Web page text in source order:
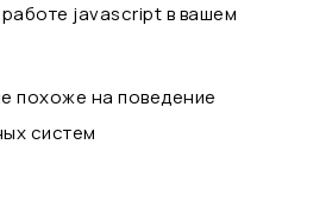
javascript в вашем
похоже на поведение
систем